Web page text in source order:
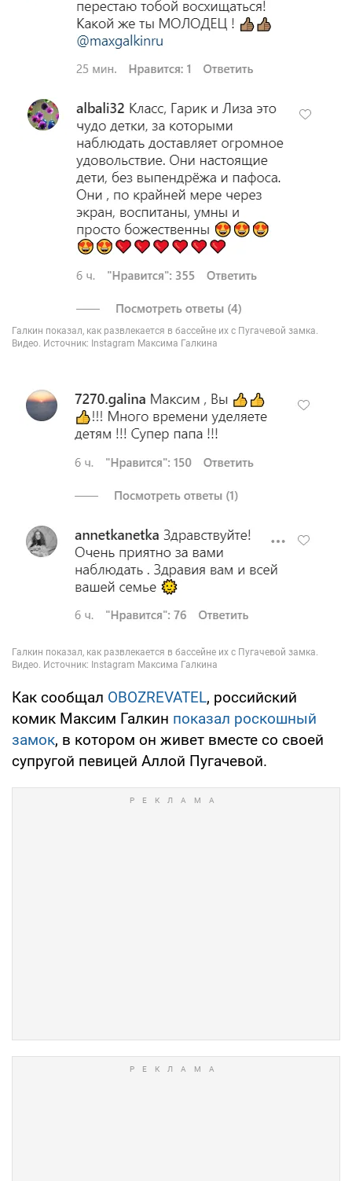
Как сообщал OBOZREVATEL, российский
комик Максим Галкин показал роскошный
замок, в котором он живет вместе со своей
супругой певицей Аллой Пугачевой.